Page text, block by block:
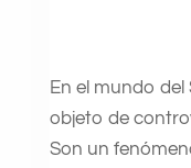
En el mundo del
objeto de
Son un